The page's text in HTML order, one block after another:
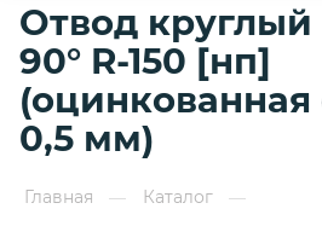
Отвод круглый
90° R-150 [нп]
(оцинкованная
0,5 мм)
Главная — Каталог —